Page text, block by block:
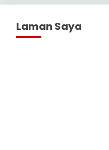
Laman Saya